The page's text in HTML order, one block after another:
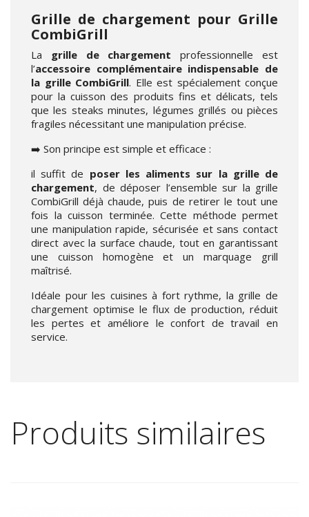
Grille de chargement pour Grille
CombiGrill
La grille de chargement professionnelle est
l’accessoire complémentaire indispensable de
la grille CombiGrill. Elle est spécialement conçue
pour la cuisson des produits fins et délicats, tels
que les steaks minutes, légumes grillés ou pièces
fragiles nécessitant une manipulation précise.
➡️ Son principe est simple et efficace :
il suffit de poser les aliments sur la grille de
chargement, de déposer l’ensemble sur la grille
CombiGrill déjà chaude, puis de retirer le tout une
fois la cuisson terminée. Cette méthode permet
une manipulation rapide, sécurisée et sans contact
direct avec la surface chaude, tout en garantissant
une cuisson homogène et un marquage grill
maîtrisé.
Idéale pour les cuisines à fort rythme, la grille de
chargement optimise le flux de production, réduit
les pertes et améliore le confort de travail en
service.
Produits similaires